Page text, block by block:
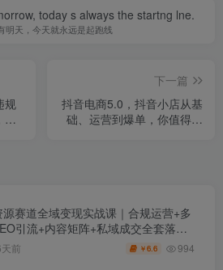
today s always the startng lne.
明天，今天就永远是起跑线
规
下一篇
抖音电商5.0，抖音小店从基
础、运营到爆单，你值得拥
源赛道全域变现实战课｜合规运营+多
引流+内容矩阵+私域成交全套落地
前 ￥6.6 994